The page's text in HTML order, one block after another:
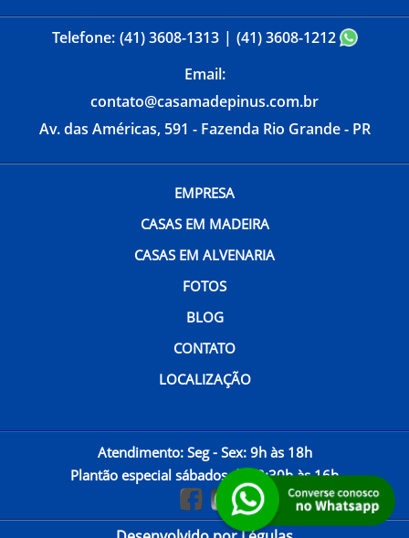
Telefone: (41) 3608-1313
(41) 3608-1212
Email:
contato@casamadepinus.com.br
Av. das Américas, 591 - Fazenda Rio Grande - PR
EMPRESA
CASAS EM MADEIRA
CASAS EM ALVENARIA
FOTOS
BLOG
CONTATO
LOCALIZAÇÃO
Atendimento: Seg - Sex: 9h às 18h
Plantão especial sábados das 8:30h às 16h